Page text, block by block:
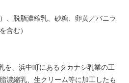
、脱脂濃縮乳、砂糖、卵黄／バニラ
含む）
を、浜中町にあるタカナシ乳業の工
濃縮乳、生クリーム等に加工したも